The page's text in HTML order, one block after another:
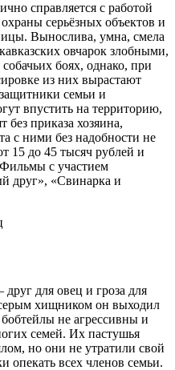
справляется с работой
серьёзных объектов и
Вынослива, умна, смела
овчарок злобными,
боях, однако, при
из них вырастают
семьи и
впустить на территорию,
без приказа хозяина,
с ними без надобности не
15 до 45 тысяч рублей и
с участием
друг», «Свинарка и
для овец и гроза для
хищником он выходил
не агрессивны и
семей. Их пастушья
но они не утратили свой
опекать всех членов семьи.